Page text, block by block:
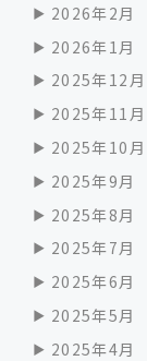
2026年2月
2026年1月
2025年12月
2025年11月
2025年10月
2025年9月
2025年8月
2025年7月
2025年6月
2025年5月
2025年4月